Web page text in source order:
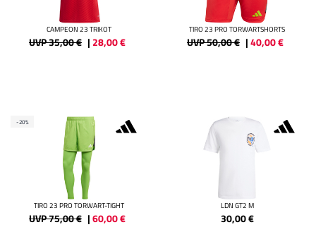
CAMPEON 23 TRIKOT
UVP 35,00 € |28,00€
TIRO 23 PRO TORWARTSHORTS
UVP 50,00 € |40,00€
-20%
TIRO 23 PRO TORWART-TIGHT
UVP 75,00 € |60,00€
LDN GT2 M
30,00€